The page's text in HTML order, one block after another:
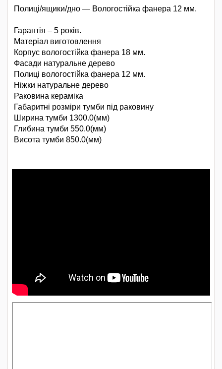
Полиці/ящики/дно ― Вологостійка фанера 12 мм.
Гарантія – 5 років.
Матеріал виготовлення
Корпус вологостійка фанера 18 мм.
Фасади натуральне дерево
Полиці вологостійка фанера 12 мм.
Ніжки натуральне дерево
Раковина кераміка
Габаритні розміри тумби під раковину
Ширина тумби 1300.0(мм)
Глибина тумби 550.0(мм)
Висота тумби 850.0(мм)